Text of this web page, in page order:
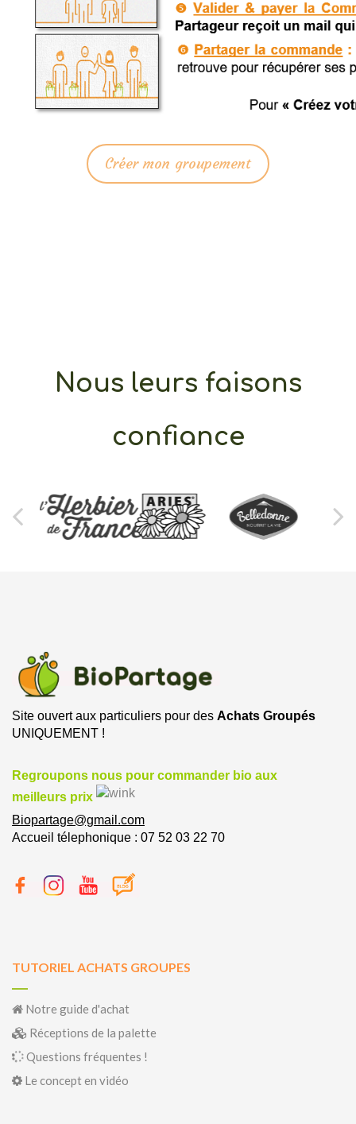
Créer mon groupement
Nous leurs faisons
confiance
Site ouvert aux particuliers pour des Achats Groupés
UNIQUEMENT !
Regroupons nous pour commander bio aux
meilleurs prix
Biopartage@gmail.com
Accueil télephonique : 07 52 03 22 70
TUTORIEL ACHATS GROUPES
Notre guide d'achat
Réceptions de la palette
Questions fréquentes !
Le concept en vidéo